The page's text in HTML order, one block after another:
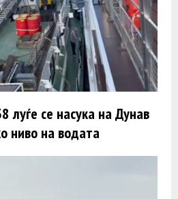
луѓе се насука на Дунав
ниво на водата